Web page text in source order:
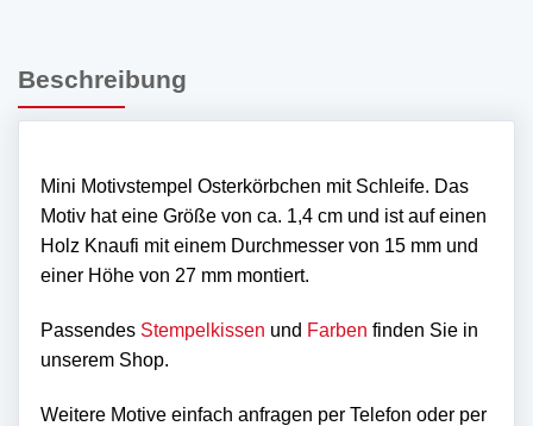
Beschreibung
Mini Motivstempel Osterkörbchen mit Schleife. Das
Motiv hat eine Größe von ca. 1,4 cm und ist auf einen
Holz Knaufi mit einem Durchmesser von 15 mm und
einer Höhe von 27 mm montiert.
Passendes Stempelkissen und Farben finden Sie in
unserem Shop.
Weitere Motive einfach anfragen per Telefon oder per